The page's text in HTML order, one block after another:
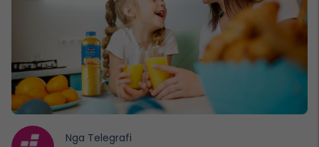
Nga Telegrafi